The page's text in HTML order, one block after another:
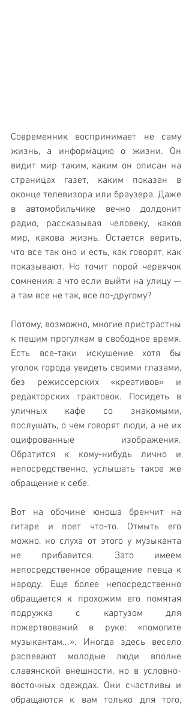
Современник воспринимает не саму
жизнь, а информацию о жизни. Он
видит мир таким, каким он описан на
страницах газет, каким показан в
оконце телевизора или браузера. Даже
в автомобильчике вечно долдонит
радио, рассказывая человеку, каков
мир, какова жизнь. Остается верить,
что все так оно и есть, как говорят, как
показывают. Но точит порой червячок
сомнения: а что если выйти на улицу —
а там все не так, все по-другому?
Потому, возможно, многие пристрастны
к пешим прогулкам в свободное время.
Есть все-таки искушение хотя бы
уголок города увидеть своими глазами,
без режиссерских «креативов» и
редакторских трактовок. Посидеть в
уличных кафе со знакомыми,
послушать, о чем говорят люди, а не их
оцифрованные изображения.
Обратится к кому-нибудь лично и
непосредственно, услышать такое же
обращение к себе.
Вот на обочине юноша бренчит на
гитаре и поет что-то. Отмыть его
можно, но слуха от этого у музыканта
не прибавится. Зато имеем
непосредственное обращение певца к
народу. Еще более непосредственно
обращается к прохожим его помятая
подружка с картузом для
пожертвований в руке: «помогите
музыкантам...». Иногда здесь весело
распевают молодые люди вполне
славянской внешности, но в условно-
восточных одеждах. Они счастливы и
обращаются к вам только для того,